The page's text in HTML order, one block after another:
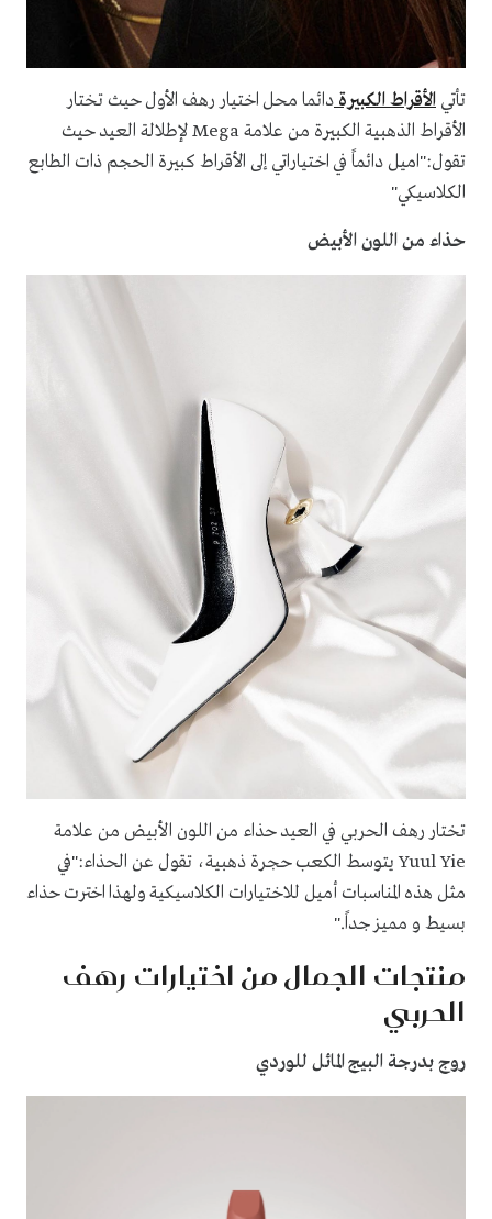
تأتي الأقراط الكبيرة دائما محل اختيار رهف الأول حيث تختار
الأقراط الذهبية الكبيرة من علامة Mega لإطلالة العيد حيث
تقول:"اميل دائماً في اختياراتي إلى الأقراط كبيرة الحجم ذات الطابع
الكلاسيكي"
تختار رهف الحربي في العيد حذاء من اللون الأبيض من علامة
Yuul Yie يتوسط الكعب حجرة ذهبية، تقول عن الحذاء:"في
مثل هذه المناسبات أميل للاختيارات الكلاسيكية ولهذا اخترت حذاء
بسيط و مميز جداً."
منتجات الجمال من اختيارات رهف
الحربي
روج بدرجة البيج المائل للوردي